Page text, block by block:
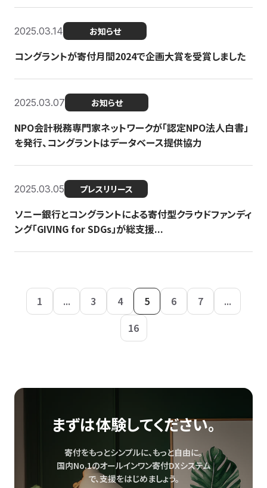
2025.03.14 お知らせ
コングラントが寄付月間2024で企画大賞を受賞しました
2025.03.07 お知らせ
NPO会計税務専門家ネットワークが「認定NPO法人白書」
を発行、コングラントはデータベース提供協力
2025.03.05 プレスリリース
ソニー銀行とコングラントによる寄付型クラウドファンディ
ング「GIVING for SDGs」が総支援...
1 ... 3 4 5 6 7
...
16
まずは体験してください。
寄付をもっとシンプルに、もっと自由に。
国内No.1のオールインワン寄付DXシステム
で、支援をはじめましょう。